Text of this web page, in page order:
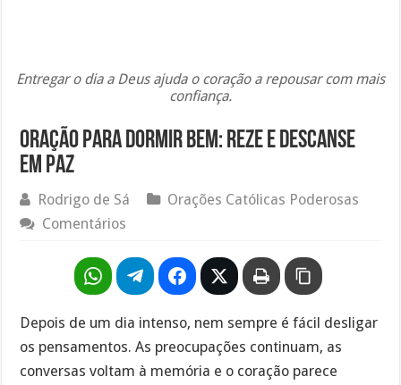
Entregar o dia a Deus ajuda o coração a repousar com mais
confiança.
Oração para Dormir Bem: Reze e Descanse
em Paz
Rodrigo de Sá
Orações Católicas Poderosas
Comentários
Depois de um dia intenso, nem sempre é fácil desligar
os pensamentos. As preocupações continuam, as
conversas voltam à memória e o coração parece